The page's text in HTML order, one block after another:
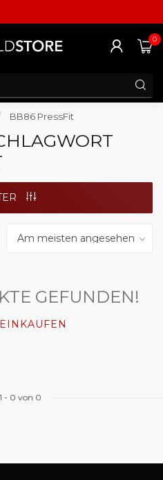
0
BB86 PressFit
GEFUNDEN!
1 - 0 von 0